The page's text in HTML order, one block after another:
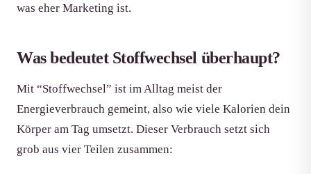
was eher Marketing ist.
Was bedeutet Stoffwechsel überhaupt?
Mit “Stoffwechsel” ist im Alltag meist der
Energieverbrauch gemeint, also wie viele Kalorien dein
Körper am Tag umsetzt. Dieser Verbrauch setzt sich
grob aus vier Teilen zusammen: